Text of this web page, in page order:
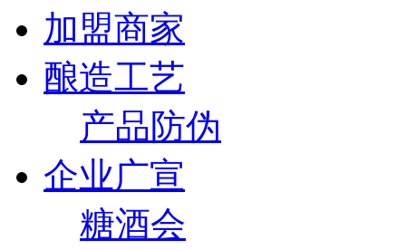
加盟商家
酿造工艺
产品防伪
企业广宣
糖酒会